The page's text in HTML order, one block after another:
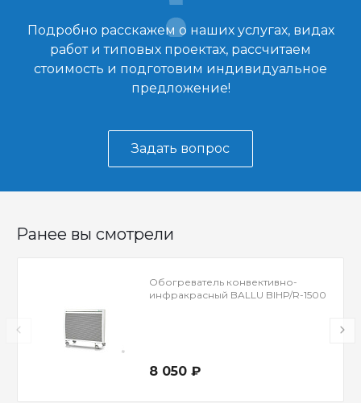
Подробно расскажем о наших услугах, видах
работ и типовых проектах, рассчитаем
стоимость и подготовим индивидуальное
предложение!
Задать вопрос
Ранее вы смотрели
Обогреватель конвективно-
инфракрасный BALLU BIHP/R-1500
8 050 ₽